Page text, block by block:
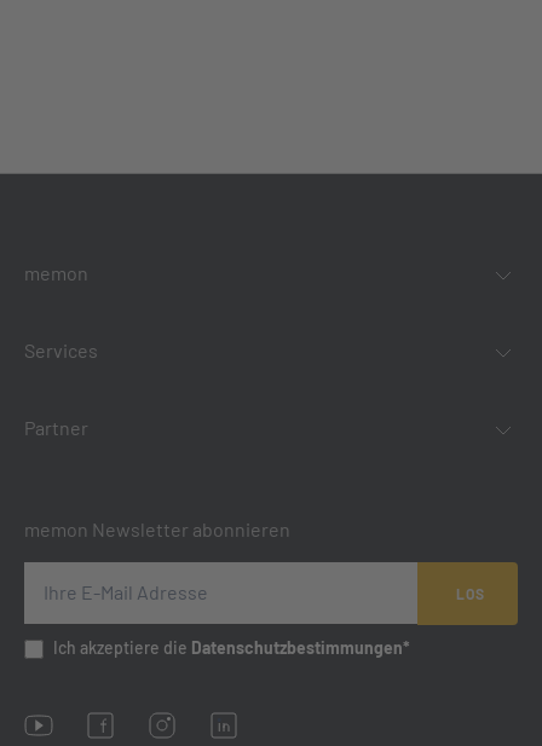
memon
Services
Partner
memon Newsletter abonnieren
LOS
Ich akzeptiere die Datenschutzbestimmungen*